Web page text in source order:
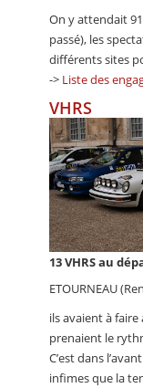
On y attendait 91
passé), les
différents sites
-> Liste des
VHRS
13 VHRS au
ETOURNEAU
ils avaient à
prenaient le
C’est dans
infimes que la